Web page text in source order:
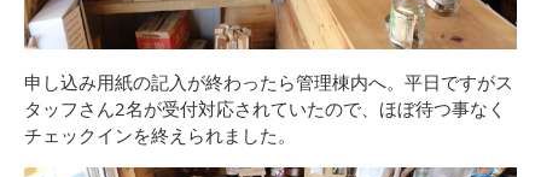
申し込み用紙の記入が終わったら管理棟内へ。平日ですがス
タッフさん2名が受付対応されていたので、ほぼ待つ事なく
チェックインを終えられました。